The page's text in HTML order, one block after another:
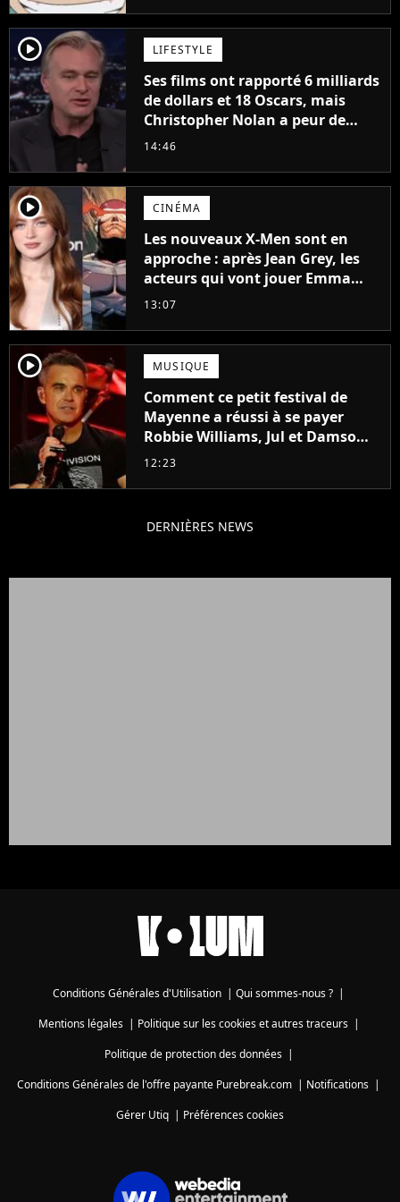
player2 LIFESTYLE
Ses films ont rapporté 6 milliards
de dollars et 18 Oscars, mais
Christopher Nolan a peur de
tourner un genre de films très
14:46
player2 CINÉMA
Les nouveaux X-Men sont en
approche : après Jean Grey, les
acteurs qui vont jouer Emma
Frost et Cyclope trouvés !
13:07
player2 MUSIQUE
Comment ce petit festival de
Mayenne a réussi à se payer
Robbie Williams, Jul et Damso
cette année ?
12:23
DERNIÈRES NEWS
Conditions Générales d'Utilisation | Qui sommes-nous ? |
Mentions légales| Politique sur les cookies et autres traceurs|
Politique de protection des données|
Conditions Générales de l'offre payante Purebreak.com | Notifications |
Gérer Utiq | Préférences cookies